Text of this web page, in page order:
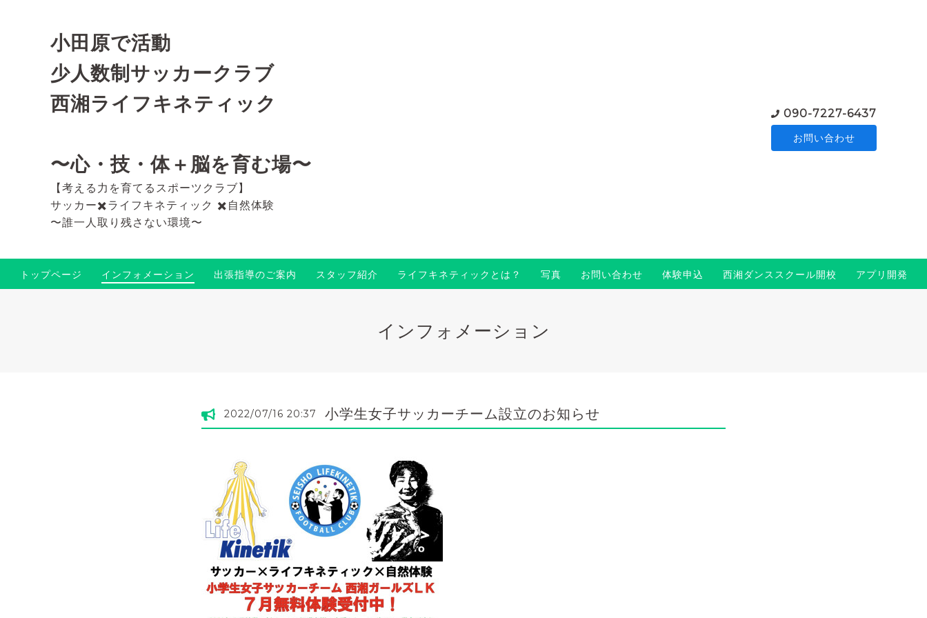
小田原で活動
少人数制サッカークラブ
西湘ライフキネティック
〜心・技・体＋脳を育む場〜
【考える力を育てるスポーツクラブ】
サッカー✖️ライフキネティック ✖️自然体験
〜誰一人取り残さない環境〜
090-7227-6437
お問い合わせ
トップページ インフォメーション 出張指導のご案内 スタッフ紹介 ライフキネティックとは？ 写真 お問い合わせ 体験申込 西湘ダンススクール開校 アプリ開発
インフォメーション
2022/07/16 20:37 小学生女子サッカーチーム設立のお知らせ